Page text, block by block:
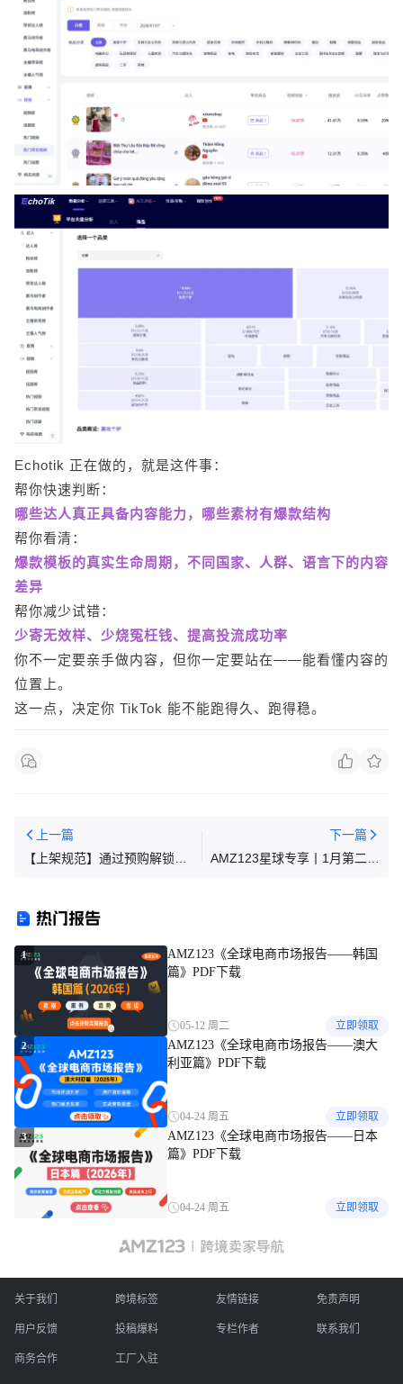
Echotik 正在做的，就是这件事：
帮你快速判断：
哪些达人真正具备内容能力，哪些素材有爆款结构
帮你看清：
爆款模板的真实生命周期，不同国家、人群、语言下的内容
差异
帮你减少试错：
少寄无效样、少烧冤枉钱、提高投流成功率
你不一定要亲手做内容，但你一定要站在——能看懂内容的
位置上。
这一点，决定你 TikTok 能不能跑得久、跑得稳。
上一篇
【上架规范】通过预购解锁更
下一篇
AMZ123星球专享丨1月第二周
热门报告
1
AMZ123《全球电商市场报告——韩国
篇》PDF下载
05-12 周二 立即领取
2
AMZ123《全球电商市场报告——澳大
利亚篇》PDF下载
04-24 周五 立即领取
3
AMZ123《全球电商市场报告——日本
篇》PDF下载
04-24 周五 立即领取
关于我们 跨境标签 友情链接 免责声明
用户反馈 投稿爆料 专栏作者 联系我们
商务合作 工厂入驻